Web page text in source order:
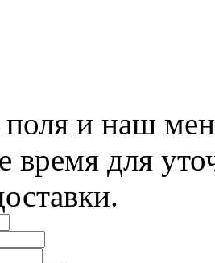
поля и наш
время для